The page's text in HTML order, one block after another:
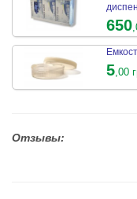
650
5 ,00
Отзывы: